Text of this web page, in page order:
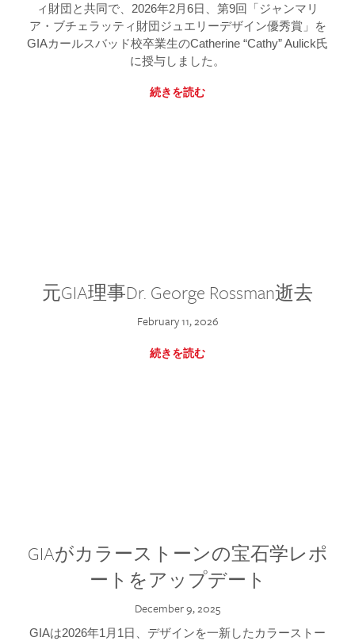
ィ財団と共同で、2026年2月6日、第9回「ジャンマリ
ア・ブチェラッティ財団ジュエリーデザイン優秀賞」を
GIAカールスバッド校卒業生のCatherine “Cathy” Aulick氏
に授与しました。
続きを読む
元GIA理事Dr. George Rossman逝去
February 11, 2026
続きを読む
GIAがカラーストーンの宝石学レポ
ートをアップデート
December 9, 2025
GIAは2026年1月1日、デザインを一新したカラーストー